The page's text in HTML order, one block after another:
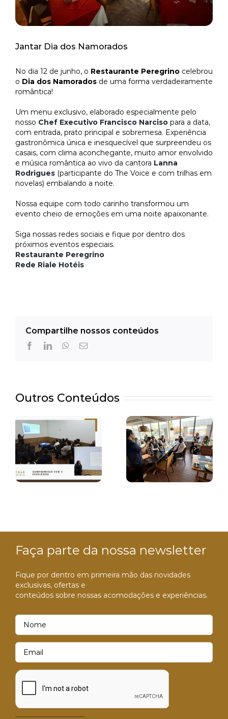
GALERIA RIALE BRISA BARRA
GALERIA RIALE VILAMAR COPACABANA
PACOTES
CADASTRO SEM FATURAMENTO
CADASTRO COM FATURAMENTO
PRÉ CHECK-IN
Jantar Dia dos Namorados
No dia 12 de junho, o Restaurante Peregrino celebrou
o Dia dos Namorados de uma forma verdadeiramente
romântica!
Um menu exclusivo, elaborado especialmente pelo
nosso Chef Executivo Francisco Narciso para a data,
com entrada, prato principal e sobremesa. Experiência
gastronômica única e inesquecível que surpreendeu os
casais, com clima aconchegante, muito amor envolvido
e música romântica ao vivo da cantora Lanna
Rodrigues (participante do The Voice e com trilhas em
novelas) embalando a noite.
Nossa equipe com todo carinho transformou um
evento cheio de emoções em uma noite apaixonante.
Siga nossas redes sociais e fique por dentro dos
próximos eventos especiais.
Restaurante Peregrino
Rede Riale Hotéis
Compartilhe nossos conteúdos
FacebookLinkedInWhatsApp
E-
Outros Conteúdos
Harmonização
com
vinhos
Restaurante
de
e
Igualdade
Salarial de
Mulheres
Faça parte da nossa newsletter
Fique por dentro em primeira mão das novidades
exclusivas, ofertas e
conteúdos sobre nossas acomodações e experiências.